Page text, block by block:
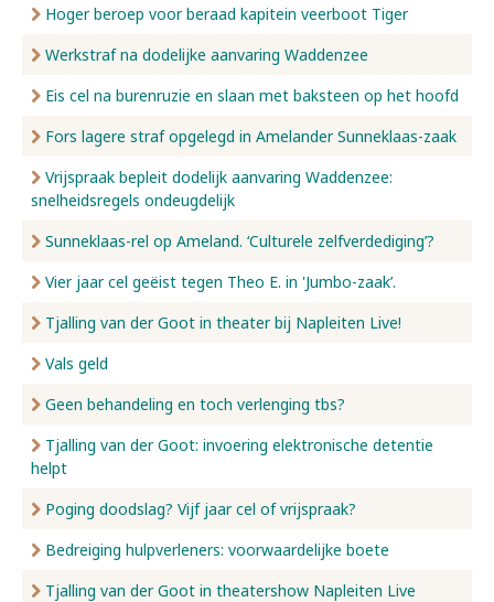
Hoger beroep voor beraad kapitein veerboot Tiger
Werkstraf na dodelijke aanvaring Waddenzee
Eis cel na burenruzie en slaan met baksteen op het hoofd
Fors lagere straf opgelegd in Amelander Sunneklaas-zaak
Vrijspraak bepleit dodelijk aanvaring Waddenzee:
snelheidsregels ondeugdelijk
Sunneklaas-rel op Ameland. ‘Culturele zelfverdediging’?
Vier jaar cel geëist tegen Theo E. in 'Jumbo-zaak’.
Tjalling van der Goot in theater bij Napleiten Live!
Vals geld
Geen behandeling en toch verlenging tbs?
Tjalling van der Goot: invoering elektronische detentie
helpt
Poging doodslag? Vijf jaar cel of vrijspraak?
Bedreiging hulpverleners: voorwaardelijke boete
Tjalling van der Goot in theatershow Napleiten Live